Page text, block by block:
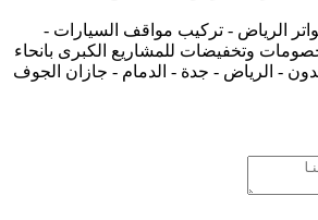
الرياض - تركيب مواقف السيارات -
وتخفيضات للمشاريع الكبرى بانحاء
- الرياض - جدة - الدمام - جازان الجوف